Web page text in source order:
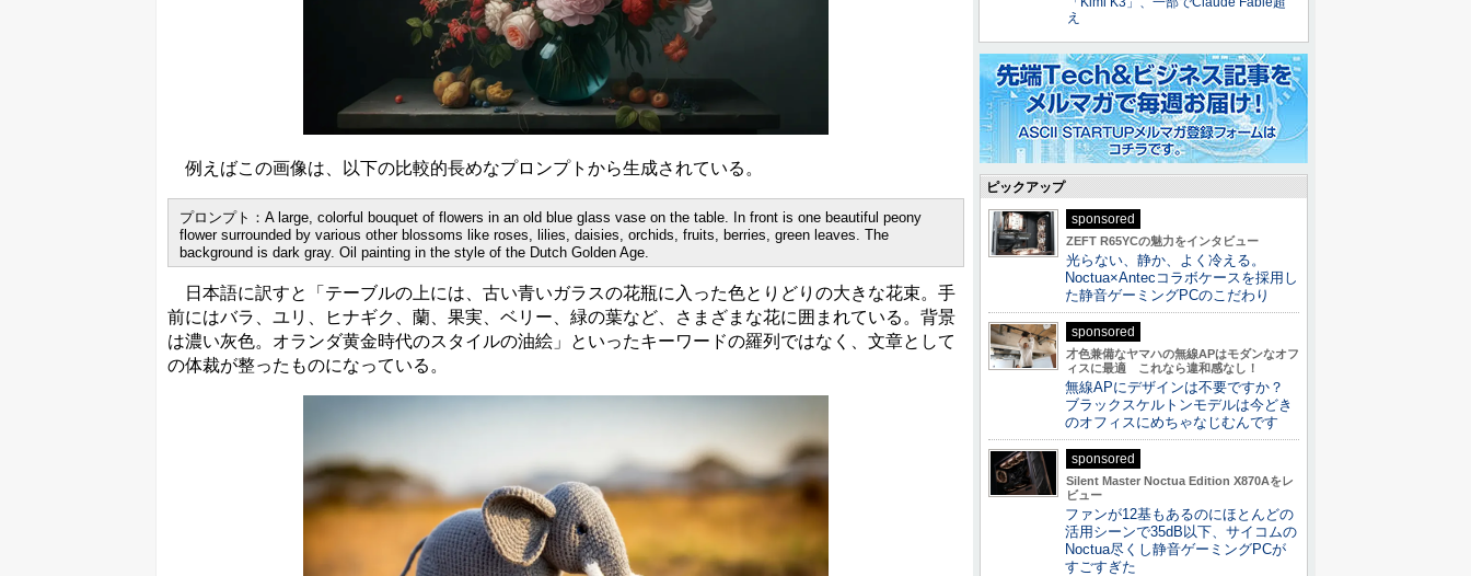
例えばこの画像は、以下の比較的長めなプロンプトから生成されている。
プロンプト：A large, colorful bouquet of flowers in an old blue glass vase on the table. In front is one beautiful peony
flower surrounded by various other blossoms like roses, lilies, daisies, orchids, fruits, berries, green leaves. The
background is dark gray. Oil painting in the style of the Dutch Golden Age.
日本語に訳すと「テーブルの上には、古い青いガラスの花瓶に入った色とりどりの大きな花束。手
前にはバラ、ユリ、ヒナギク、蘭、果実、ベリー、緑の葉など、さまざまな花に囲まれている。背景
は濃い灰色。オランダ黄金時代のスタイルの油絵」といったキーワードの羅列ではなく、文章として
の体裁が整ったものになっている。
え
ピックアップ
sponsored
ZEFT R65YCの魅力をインタビュー
光らない、静か、よく冷える。
Noctua×Antecコラボケースを採用し
た静音ゲーミングPCのこだわり
sponsored
才色兼備なヤマハの無線APはモダンなオフ
ィスに最適 これなら違和感なし！
無線APにデザインは不要ですか？
ブラックスケルトンモデルは今どき
のオフィスにめちゃなじむんです
sponsored
Silent Master Noctua Edition X870Aをレ
ビュー
ファンが12基もあるのにほとんどの
活用シーンで35dB以下、サイコムの
Noctua尽くし静音ゲーミングPCが
すごすぎた